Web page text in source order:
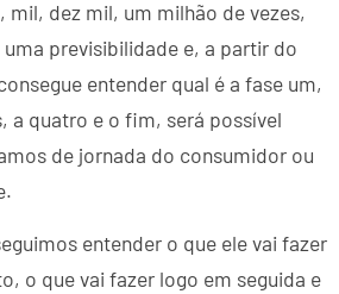
dez mil, um milhão de vezes,
previsibilidade e, a partir do
entender qual é a fase um,
a quatro e o fim, será possível
de jornada do consumidor ou
entender o que ele vai fazer
o que vai fazer logo em seguida e